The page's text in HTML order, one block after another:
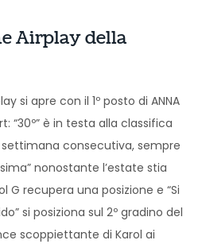
Airplay della
si apre con il 1º posto di ANNA
“30º” è in testa alla classifica
consecutiva, sempre
nonostante l’estate stia
G recupera una posizione e “Si
si posiziona sul 2º gradino del
scoppiettante di Karol ai